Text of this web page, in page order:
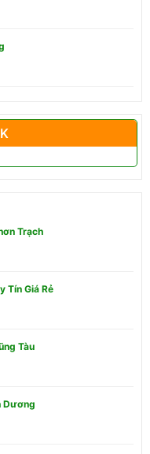
Trạch
Tín Giá Rẻ
Tàu
Dương